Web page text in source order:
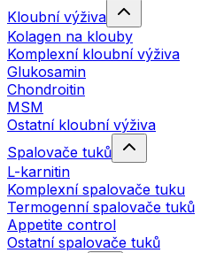
Kloubní výživa
Kolagen na klouby
Komplexní kloubní výživa
Glukosamin
Chondroitin
MSM
Ostatní kloubní výživa
Spalovače tuků
L-karnitin
Komplexní spalovače tuku
Termogenní spalovače tuků
Appetite control
Ostatní spalovače tuků